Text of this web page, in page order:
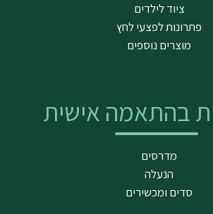
ציוד לילדים
פתרונות לפצעי לחץ
מוצרים נוספים
בהתאמה אישית
מדרסים
הנעלה
סדים ומכשירים